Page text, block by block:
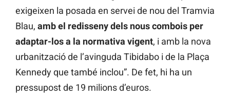
exigeixen la posada en servei de nou del Tramvia
Blau, amb el redisseny dels nous combois per
adaptar-los a la normativa vigent, i amb la nova
urbanització de l’avinguda Tibidabo i de la Plaça
Kennedy que també inclou”. De fet, hi ha un
pressupost de 19 milions d’euros.